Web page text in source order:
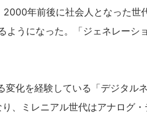
年前後に社会人となった世
ようになった。「ジェネレーシ
化を経験している「デジタルネ
、ミレニアル世代はアナログ